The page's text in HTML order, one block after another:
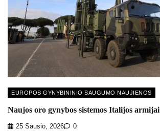
EUROPOS GYNYBININIO SAUGUMO NAUJIENOS
Naujos oro gynybos sistemos Italijos armijai
25 Sausio, 2026 0